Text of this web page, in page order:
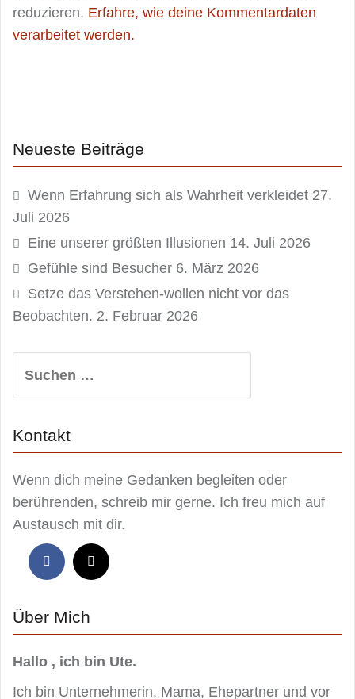
reduzieren. Erfahre, wie deine Kommentardaten
verarbeitet werden.
Neueste Beiträge
Wenn Erfahrung sich als Wahrheit verkleidet 27.
Juli 2026
Eine unserer größten Illusionen 14. Juli 2026
Gefühle sind Besucher 6. März 2026
Setze das Verstehen-wollen nicht vor das
Beobachten. 2. Februar 2026
nach:
Kontakt
Wenn dich meine Gedanken begleiten oder
berührenden, schreib mir gerne. Ich freu mich auf
Austausch mit dir.
Über Mich
Hallo , ich bin Ute.
Ich bin Unternehmerin, Mama, Ehepartner und vor